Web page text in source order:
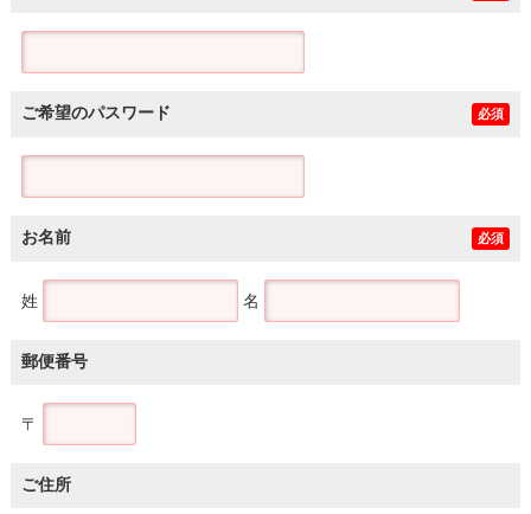
ご希望のパスワード 必須
お名前 必須
姓 名
郵便番号
〒
ご住所